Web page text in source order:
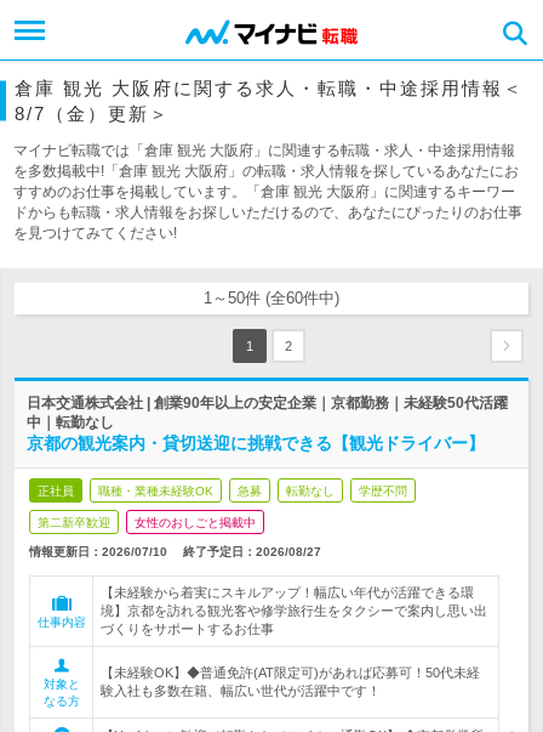
倉庫 観光 大阪府に関する求人・転職・中途採用情報＜
8/7（金）更新＞
マイナビ転職では「倉庫 観光 大阪府」に関連する転職・求人・中途採用情報
を多数掲載中!「倉庫 観光 大阪府」の転職・求人情報を探しているあなたにお
すすめのお仕事を掲載しています。「倉庫 観光 大阪府」に関連するキーワー
ドからも転職・求人情報をお探しいただけるので、あなたにぴったりのお仕事
を見つけてみてください!
1～50件 (全60件中)
1 2
日本交通株式会社 | 創業90年以上の安定企業｜京都勤務｜未経験50代活躍
中｜転勤なし
京都の観光案内・貸切送迎に挑戦できる【観光ドライバー】
正社員 職種・業種未経験OK 急募 転勤なし 学歴不問
第二新卒歓迎 女性のおしごと掲載中
情報更新日：2026/07/10 終了予定日： 2026/08/27
仕事内容
【未経験から着実にスキルアップ！幅広い年代が活躍できる環
境】京都を訪れる観光客や修学旅行生をタクシーで案内し思い出
づくりをサポートするお仕事
対象と
なる方
【未経験OK】◆普通免許(AT限定可)があれば応募可！50代未経
験入社も多数在籍、幅広い世代が活躍中です！